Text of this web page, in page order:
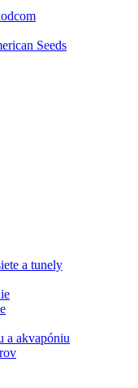
Seeds
a tunely
a akvapóniu